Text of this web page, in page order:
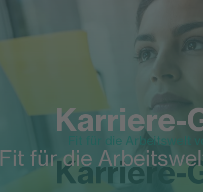
Karriere-
Fit für die
Fit für die Arbeitswelt
Karriere-